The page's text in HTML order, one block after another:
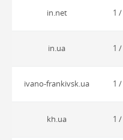
in.net 1 /
in.ua 1 /
ivano-frankivsk.ua 1 /
kh.ua 1 /